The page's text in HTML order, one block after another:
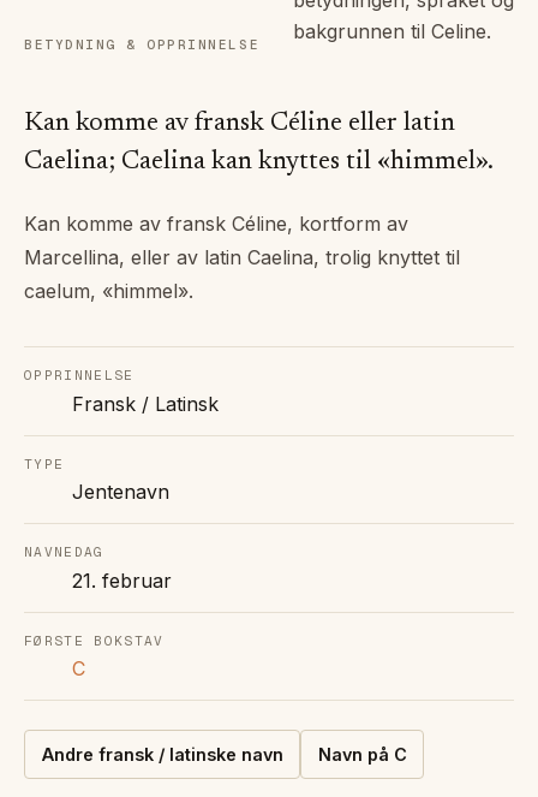
BETYDNING & OPPRINNELSE
bakgrunnen til Celine.
Kan komme av fransk Céline eller latin
Caelina; Caelina kan knyttes til «himmel».
Kan komme av fransk Céline, kortform av
Marcellina, eller av latin Caelina, trolig knyttet til
caelum, «himmel».
OPPRINNELSE
Fransk / Latinsk
TYPE
Jentenavn
NAVNEDAG
21. februar
FØRSTE BOKSTAV
C
Andre fransk / latinske navn Navn på C